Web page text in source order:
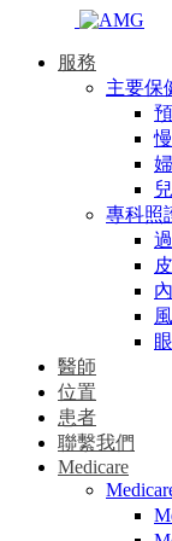
服務
主要保
專科照
醫師
位置
患者
聯繫我們
Medicare